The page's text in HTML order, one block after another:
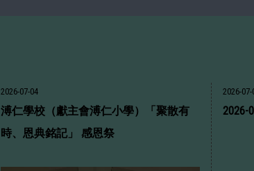
2026-07-04
溥仁學校（獻主會溥仁小學）「聚散有
時、恩典銘記」 感恩祭
2026-07-
2026-